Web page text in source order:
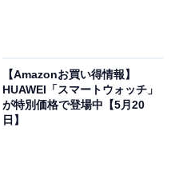
ビスの利用により、売上の一部が
す。
」が限定価格に！ 6％
【Amazonお買い得情報】
HUAWEI「スマートウォッチ」
が特別価格で登場中【5月20
日】